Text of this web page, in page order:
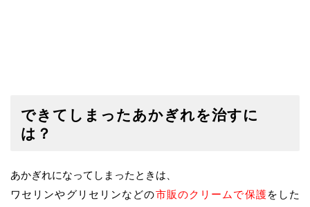
できてしまったあかぎれを治すに
は？
あかぎれになってしまったときは、
ワセリンやグリセリンなどの市販のクリームで保護をした